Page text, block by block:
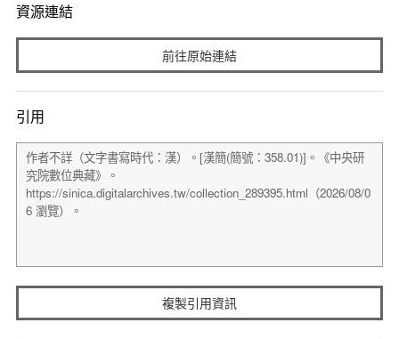
資源連結
前往原始連結
引用
複製引用資訊